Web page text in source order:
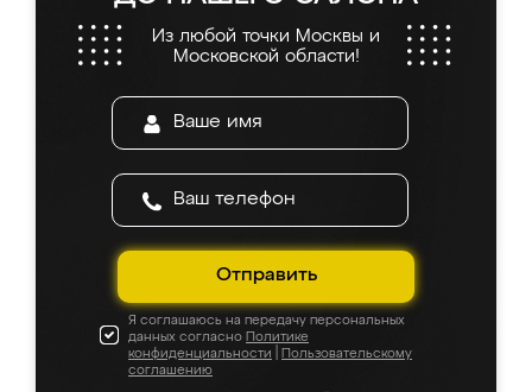
Из любой точки Москвы и
Московской области!
Отправить
Я соглашаюсь на передачу персональных
данных согласно Политике
конфиденциальности
Пользовательскому
соглашению